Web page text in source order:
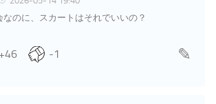
なのに、スカートはそれでいいの？
+46 -1